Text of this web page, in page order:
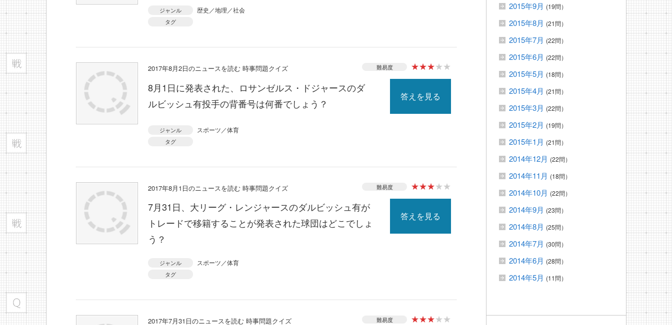
ジャンル 歴史／地理／社会
タグ
2017年8月2日のニュースを読む 時事問題クイズ 難易度 ★★★★★
8月1日に発表された、ロサンゼルス・ドジャースのダ
ルビッシュ有投手の背番号は何番でしょう？
答えを見る
ジャンル スポーツ／体育
タグ
2017年8月1日のニュースを読む 時事問題クイズ 難易度 ★★★★★
7月31日、大リーグ・レンジャースのダルビッシュ有が
トレードで移籍することが発表された球団はどこでしょ
う？
答えを見る
ジャンル スポーツ／体育
タグ
2017年7月31日のニュースを読む 時事問題クイズ 難易度 ★★★★★
2015年9月 (19問）
2015年8月 (21問）
2015年7月 (22問）
2015年6月 (22問）
2015年5月 (18問）
2015年4月 (21問）
2015年3月 (22問）
2015年2月 (19問）
2015年1月 (21問）
2014年12月 (22問）
2014年11月 (18問）
2014年10月 (22問）
2014年9月 (23問）
2014年8月 (25問）
2014年7月 (30問）
2014年6月 (28問）
2014年5月 (11問）